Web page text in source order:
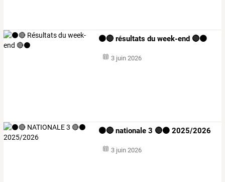
⚫️🔴 résultats du week-end 🔴⚫️
3 juin 2026
⚫️🔴 nationale 3 🔴⚫️ 2025/2026
3 juin 2026